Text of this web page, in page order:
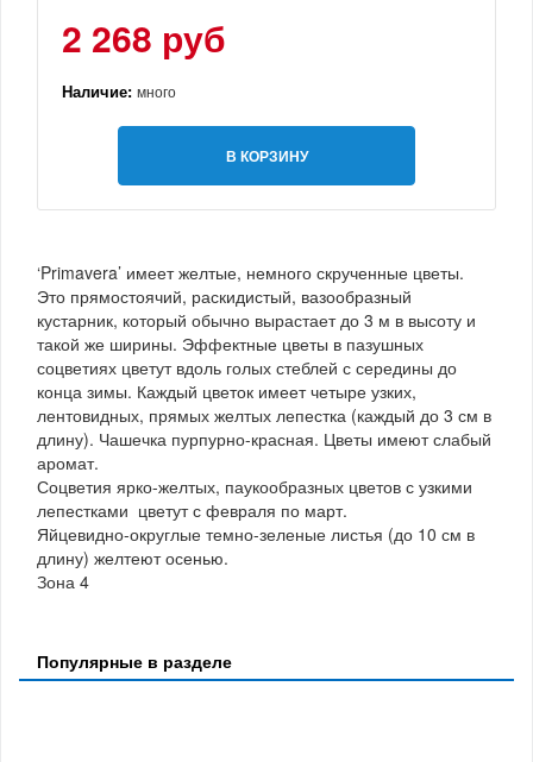
2 268 руб
Наличие: много
В КОРЗИНУ
‘Primavera’ имеет желтые, немного скрученные цветы.
Это прямостоячий, раскидистый, вазообразный
кустарник, который обычно вырастает до 3 м в высоту и
такой же ширины. Эффектные цветы в пазушных
соцветиях цветут вдоль голых стеблей с середины до
конца зимы. Каждый цветок имеет четыре узких,
лентовидных, прямых желтых лепестка (каждый до 3 см в
длину). Чашечка пурпурно-красная. Цветы имеют слабый
аромат.
Соцветия ярко-желтых, паукообразных цветов с узкими
лепестками цветут с февраля по март.
Яйцевидно-округлые темно-зеленые листья (до 10 см в
длину) желтеют осенью.
Зона 4
Популярные в разделе